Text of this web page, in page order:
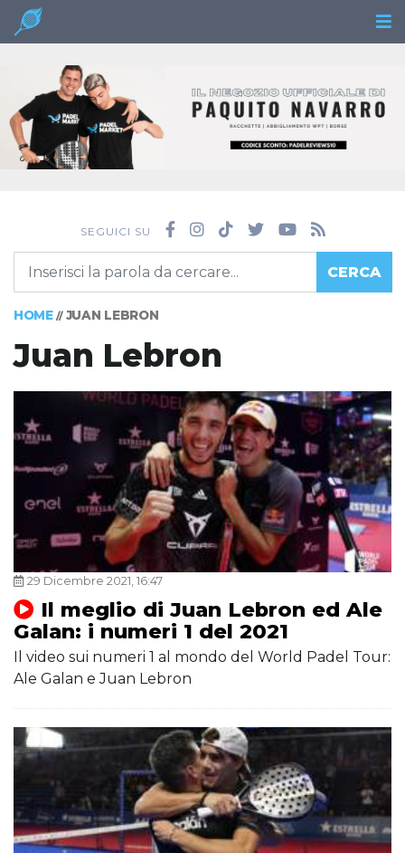
SEGUICI SU
CERCA
HOME// JUAN LEBRON
Juan Lebron
29 Dicembre 2021, 16:47
Il meglio di Juan Lebron ed Ale
Galan: i numeri 1 del 2021
Il video sui numeri 1 al mondo del World Padel Tour:
Ale Galan e Juan Lebron